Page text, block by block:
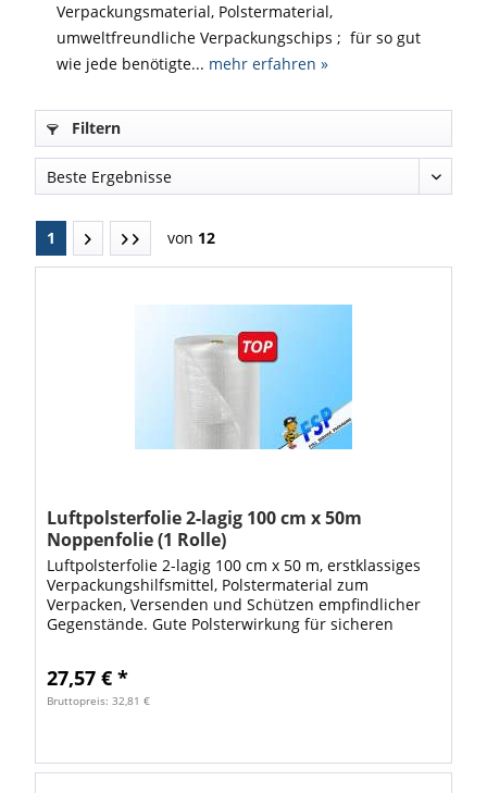
Verpackungsmaterial, Polstermaterial,
umweltfreundliche Verpackungschips ; für so gut
wie jede benötigte... mehr erfahren »
Filtern
1 von 12
Luftpolsterfolie 2-lagig 100 cm x 50m
Noppenfolie (1 Rolle)
Luftpolsterfolie 2-lagig 100 cm x 50 m, erstklassiges
Verpackungshilfsmittel, Polstermaterial zum
Verpacken, Versenden und Schützen empfindlicher
Gegenstände. Gute Polsterwirkung für sicheren
27,57 € *
Bruttopreis: 32,81 €